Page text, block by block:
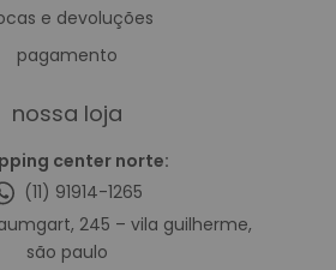
e devoluções
pagamento
nossa loja
center norte:
(11) 91914-1265
245 – vila guilherme,
são paulo